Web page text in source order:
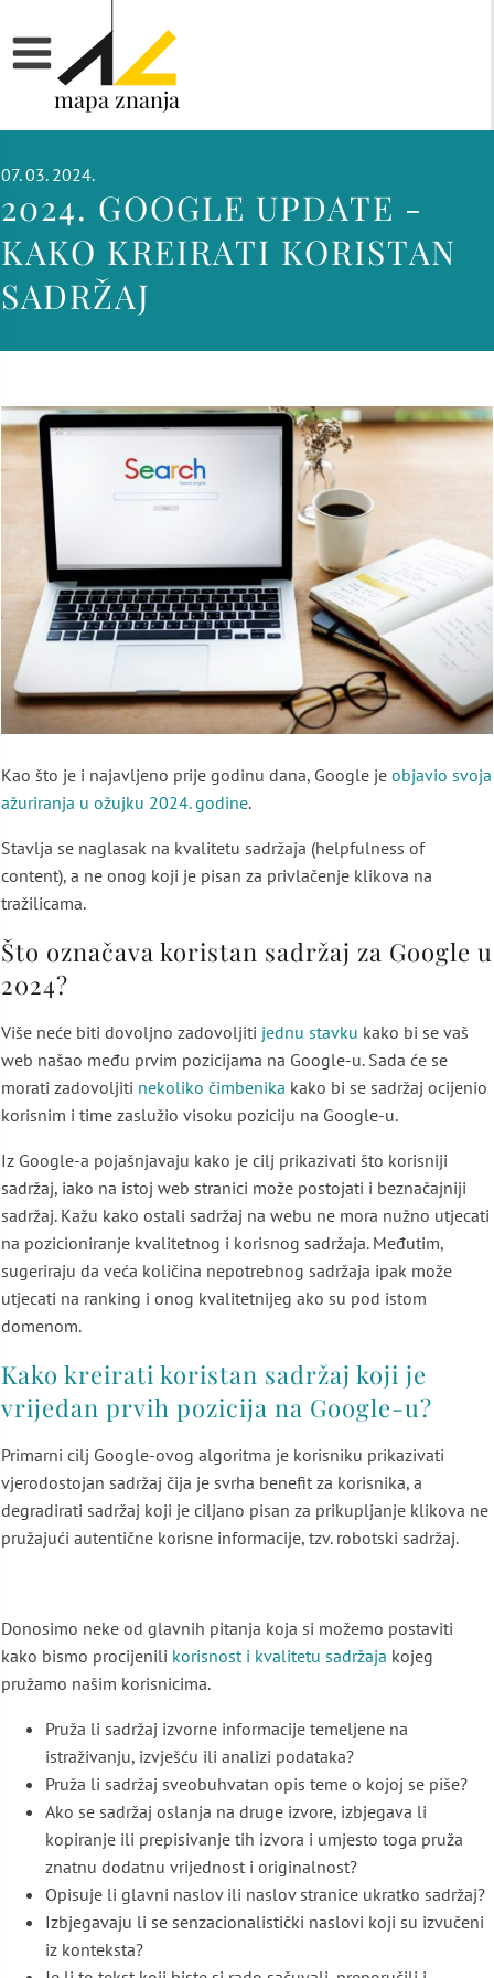
mapa znanja
07. 03. 2024.
2024. GOOGLE UPDATE -
KAKO KREIRATI KORISTAN
SADRŽAJ
Kao što je i najavljeno prije godinu dana, Google je objavio svoja
ažuriranja u ožujku 2024. godine.
Stavlja se naglasak na kvalitetu sadržaja (helpfulness of
content), a ne onog koji je pisan za privlačenje klikova na
tražilicama.
Što označava koristan sadržaj za Google u
2024?
Više neće biti dovoljno zadovoljiti jednu stavku kako bi se vaš
web našao među prvim pozicijama na Google-u. Sada će se
morati zadovoljiti nekoliko čimbenika kako bi se sadržaj ocijenio
korisnim i time zaslužio visoku poziciju na Google-u.
Iz Google-a pojašnjavaju kako je cilj prikazivati što korisniji
sadržaj, iako na istoj web stranici može postojati i beznačajniji
sadržaj. Kažu kako ostali sadržaj na webu ne mora nužno utjecati
na pozicioniranje kvalitetnog i korisnog sadržaja. Međutim,
sugeriraju da veća količina nepotrebnog sadržaja ipak može
utjecati na ranking i onog kvalitetnijeg ako su pod istom
domenom.
Kako kreirati koristan sadržaj koji je
vrijedan prvih pozicija na Google-u?
Primarni cilj Google-ovog algoritma je korisniku prikazivati
vjerodostojan sadržaj čija je svrha benefit za korisnika, a
degradirati sadržaj koji je ciljano pisan za prikupljanje klikova ne
pružajući autentične korisne informacije, tzv. robotski sadržaj.
Donosimo neke od glavnih pitanja koja si možemo postaviti
kako bismo procijenili korisnost i kvalitetu sadržaja kojeg
pružamo našim korisnicima.
Pruža li sadržaj izvorne informacije temeljene na
istraživanju, izvješću ili analizi podataka?
Pruža li sadržaj sveobuhvatan opis teme o kojoj se piše?
Ako se sadržaj oslanja na druge izvore, izbjegava li
kopiranje ili prepisivanje tih izvora i umjesto toga pruža
znatnu dodatnu vrijednost i originalnost?
Opisuje li glavni naslov ili naslov stranice ukratko sadržaj?
Izbjegavaju li se senzacionalistički naslovi koji su izvučeni
iz konteksta?